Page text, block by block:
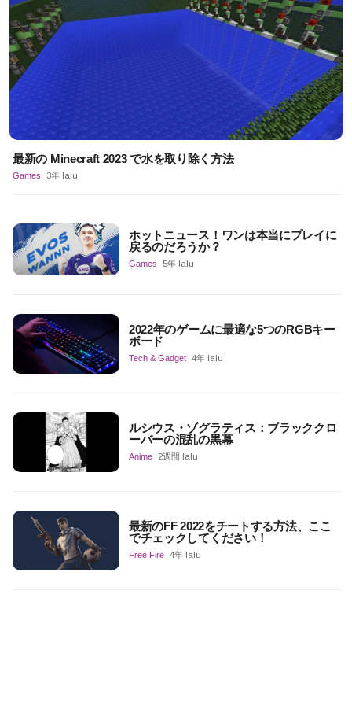
最新の Minecraft 2023 で水を取り除く方法
Games 3年 lalu
ホットニュース！ワンは本当にプレイに
戻るのだろうか？
Games 5年 lalu
2022年のゲームに最適な5つのRGBキー
ボード
Tech & Gadget 4年 lalu
ルシウス・ゾグラティス：ブラッククロ
ーバーの混乱の黒幕
Anime 2週間 lalu
最新のFF 2022をチートする方法、ここ
でチェックしてください！
Free Fire 4年 lalu